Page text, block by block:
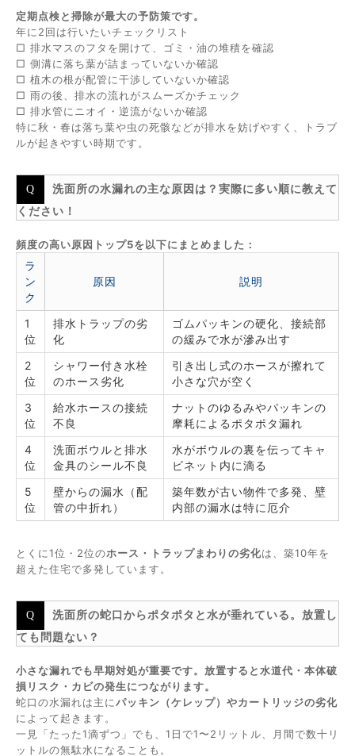
定期点検と掃除が最大の予防策です。
年に2回は行いたいチェックリスト
□ 排水マスのフタを開けて、ゴミ・油の堆積を確認
□ 側溝に落ち葉が詰まっていないか確認
□ 植木の根が配管に干渉していないか確認
□ 雨の後、排水の流れがスムーズかチェック
□ 排水管にニオイ・逆流がないか確認
特に秋・春は落ち葉や虫の死骸などが排水を妨げやすく、トラブ
ルが起きやすい時期です。
洗面所の水漏れの主な原因は？実際に多い順に教えて
ください！
頻度の高い原因トップ5を以下にまとめました：
ラ
ン
ク
原因 説明
1
位
排水トラップの劣
化
ゴムパッキンの硬化、接続部
の緩みで水が滲み出す
2
位
シャワー付き水栓
のホース劣化
引き出し式のホースが擦れて
小さな穴が空く
3
位
給水ホースの接続
不良
ナットのゆるみやパッキンの
摩耗によるポタポタ漏れ
4
位
洗面ボウルと排水
金具のシール不良
水がボウルの裏を伝ってキャ
ビネット内に滴る
5
位
壁からの漏水（配
管の中折れ）
築年数が古い物件で多発、壁
内部の漏水は特に厄介
とくに1位・2位のホース・トラップまわりの劣化は、築10年を
超えた住宅で多発しています。
洗面所の蛇口からポタポタと水が垂れている。放置し
ても問題ない？
小さな漏れでも早期対処が重要です。放置すると水道代・本体破
損リスク・カビの発生につながります。
蛇口の水漏れは主にパッキン（ケレップ）やカートリッジの劣化
によって起きます。
一見「たった1滴ずつ」でも、1日で1〜2リットル、月間で数十リ
ットルの無駄水になることも。